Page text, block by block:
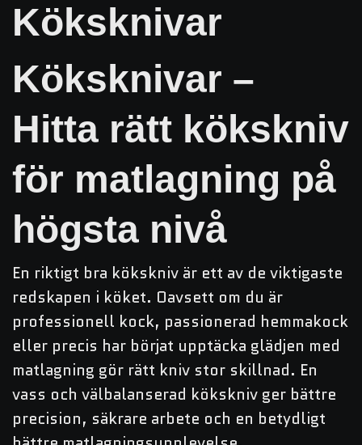
Köksknivar
Köksknivar –
Hitta rätt kökskniv
för matlagning på
högsta nivå
En riktigt bra kökskniv är ett av de viktigaste
redskapen i köket. Oavsett om du är
professionell kock, passionerad hemmakock
eller precis har börjat upptäcka glädjen med
matlagning gör rätt kniv stor skillnad. En
vass och välbalanserad kökskniv ger bättre
precision, säkrare arbete och en betydligt